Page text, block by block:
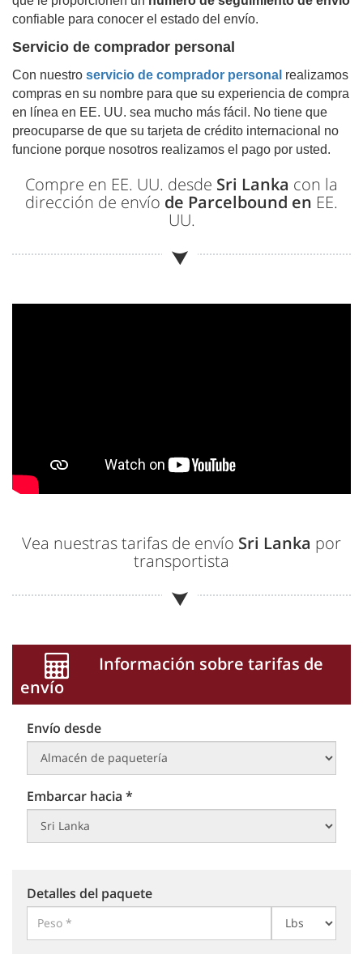
confiable para conocer el estado del envío.
Servicio de comprador personal
Con nuestro servicio de comprador personal realizamos
compras en su nombre para que su experiencia de compra
en línea en EE. UU. sea mucho más fácil. No tiene que
preocuparse de que su tarjeta de crédito internacional no
funcione porque nosotros realizamos el pago por usted.
Compre en EE. UU. desde Sri Lanka con la
dirección de envío de Parcelbound en EE.
UU.
Vea nuestras tarifas de envío Sri Lanka por
transportista
Información sobre tarifas de
envío
Envío desde
Embarcar hacia *
Detalles del paquete